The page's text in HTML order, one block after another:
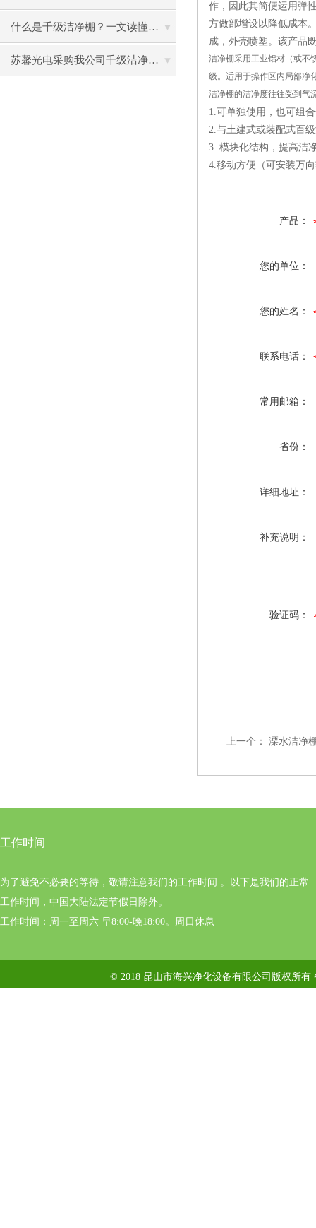
什么是千级洁净棚？一文读懂其结构特点与局部净化优势
苏馨光电采购我公司千级洁净棚普通工作台一批（7月07日）已顺利交货
作，因此其简便运用弹
方做部增设以降低成本
成，外壳喷塑。该产品
洁净棚采用工业铝材（或不
级。适用于操作区内局部净
洁净棚的洁净度往往受到气
1.可单独使用，也可组
2.与土建式或装配式百
3. 模块化结构，提高洁
4.移动方便（可安装万
产品：
您的单位：
您的姓名：
联系电话：
常用邮箱：
省份：
详细地址：
补充说明：
验证码：
上一个： 溧水洁净
工作时间
为了避免不必要的等待，敬请注意我们的工作时间 。以下是我们的正常
工作时间，中国大陆法定节假日除外。
工作时间：周一至周六 早8:00-晚18:00。周日休息
© 2018 昆山市海兴净化设备有限公司版权所有